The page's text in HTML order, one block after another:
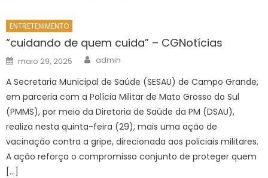
ENTRETENIMENTO
“cuidando de quem cuida” – CGNotícias
Posted
on
maio 29, 2025 Author
admin
A Secretaria Municipal de Saúde (SESAU) de Campo Grande,
em parceria com a Polícia Militar de Mato Grosso do Sul
(PMMS), por meio da Diretoria de Saúde da PM (DSAU),
realiza nesta quinta-feira (29), mais uma ação de
vacinação contra a gripe, direcionada aos policiais militares.
A ação reforça o compromisso conjunto de proteger quem
[…]